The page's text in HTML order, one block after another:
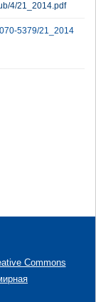
4/21_2014.pdf
5379/21_2014
Commons